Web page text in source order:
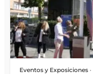
Eventos y Exposiciones •